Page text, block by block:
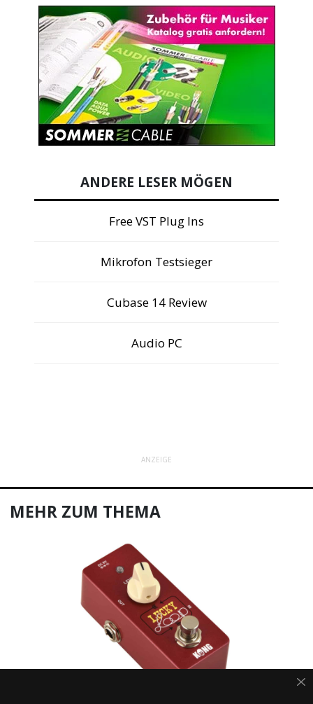
ANDERE LESER MÖGEN
Free VST Plug Ins
Mikrofon Testsieger
Cubase 14 Review
Audio PC
ANZEIGE
MEHR ZUM THEMA